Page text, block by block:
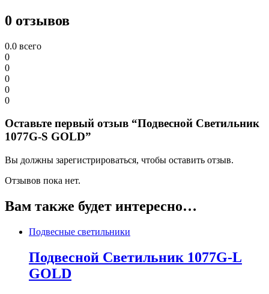
0 отзывов
0.0 всего
0
0
0
0
0
Оставьте первый отзыв “Подвесной Светильник
1077G-S GOLD”
Вы должны зарегистрироваться, чтобы оставить отзыв.
Отзывов пока нет.
Вам также будет интересно…
Подвесные светильники
Подвесной Светильник 1077G-L
GOLD